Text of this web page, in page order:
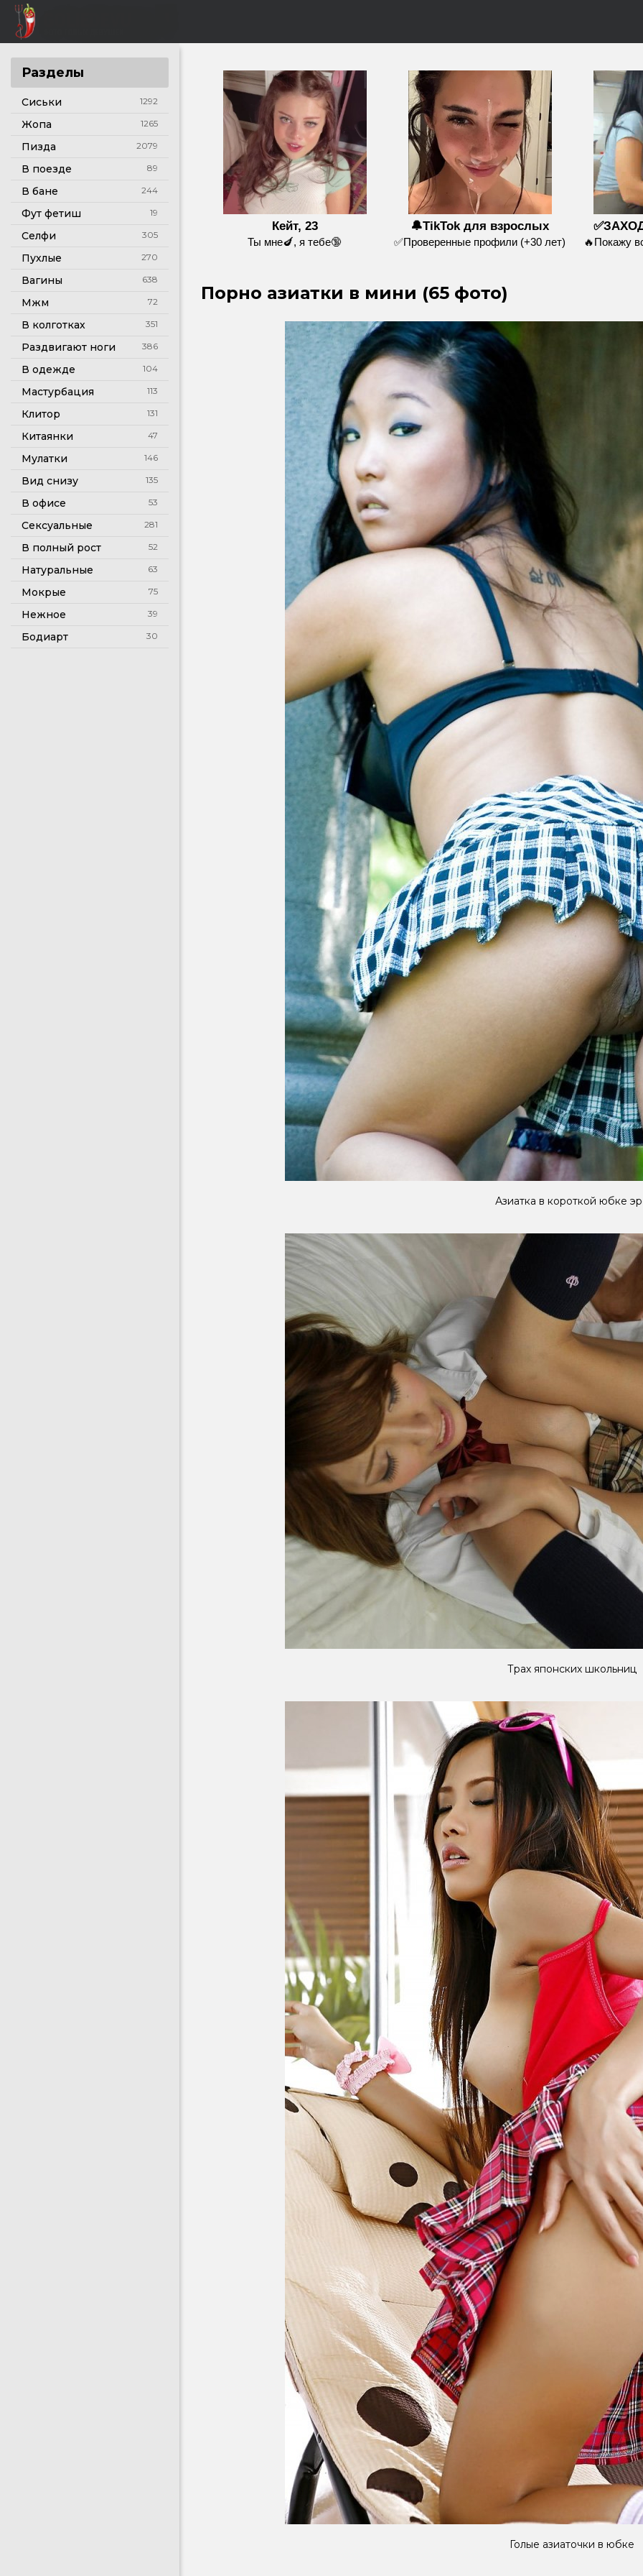
Разделы
Сиськи 1292
Жопа 1265
Пизда 2079
В поезде 89
В бане 244
Фут фетиш 19
Селфи 305
Пухлые 270
Вагины 638
Мжм 72
В колготках 351
Раздвигают ноги 386
В одежде 104
Мастурбация 113
Клитор 131
Китаянки 47
Мулатки 146
Вид снизу 135
В офисе 53
Сексуальные 281
В полный рост 52
Натуральные 63
Мокрые 75
Нежное 39
Бодиарт 30
Кейт, 23
Ты мне🍆, я тебе🔞
🔔TikTok для взрослых
✅Проверенные профили (+30 лет) 🔥Покажу
Порно азиатки в мини (65 фото)
Азиатка в короткой юбке
Трах японских школьниц
Голые азиаточки в юбке